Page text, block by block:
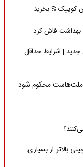
بهداشت فاش کرد
جدید | شرایط حداقل
ملت‌هاست محکوم شود
چینی بالاتر از بسیاری